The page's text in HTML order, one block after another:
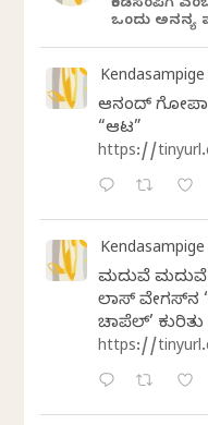
ಕೆಂಡಸಂಪಿಗೆ
ಒಂದು ಅನನ್ಯ
Kendasampige
ಆನಂದ್‌
“ಆಟ”
https://
Kendasampige
ಮದುವೆ
ಲಾಸ್‌ ವೇಗಸ್‌ನ
ಚಾಪೆಲ್’
https://